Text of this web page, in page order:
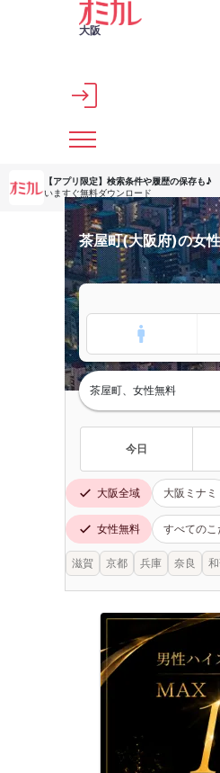
メインコンテンツへスキップ
大阪
【アプリ限定】 検索条件や履歴の保存も♪
いますぐ無料ダウンロード
茶屋町(大阪府)の女
茶屋町、女性無料
今日
大阪全域 大阪ミナミ
女性無料 すべての
滋賀 京都 兵庫 奈良